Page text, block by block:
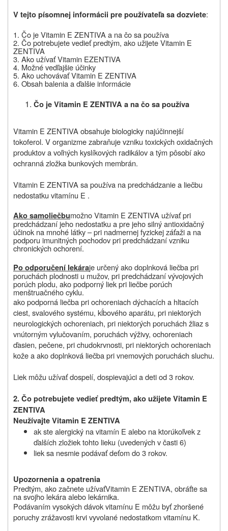
V tejto písomnej informácii pre používateľa sa dozviete:
1. Čo je Vitamin E ZENTIVA a na čo sa používa
2. Čo potrebujete vedieť predtým, ako užijete Vitamin E
ZENTIVA
3. Ako užívať Vitamin EZENTIVA
4. Možné vedľajšie účinky
5. Ako uchovávať Vitamin E ZENTIVA
6. Obsah balenia a ďalšie informácie
Čo je Vitamin E ZENTIVA a na čo sa používa
Vitamin E ZENTIVA obsahuje biologicky najúčinnejší
tokoferol. V organizme zabraňuje vzniku toxických oxidačných
produktov a voľných kyslíkových radikálov a tým pôsobí ako
ochranná zložka bunkových membrán.
Vitamin E ZENTIVA sa používa na predchádzanie a liečbu
nedostatku vitamínu E .
Ako samoliečbumožno Vitamin E ZENTIVA užívať pri
predchádzaní jeho nedostatku a pre jeho silný antioxidačný
účinok na mnohé látky – pri nadmernej fyzickej záťaži a na
podporu imunitných pochodov pri predchádzaní vzniku
chronických ochorení.
Po odporučení lekáraje určený ako doplnková liečba pri
poruchách plodnosti u mužov, pri predchádzaní vývojových
porúch plodu, ako podporný liek pri liečbe porúch
menštruačného cyklu.
ako podporná liečba pri ochoreniach dýchacích a hltacích
ciest, svalového systému, kĺbového aparátu, pri niektorých
neurologických ochoreniach, pri niektorých poruchách žliaz s
vnútorným vylučovaním, poruchách výživy, ochoreniach
ďasien, pečene, pri chudokrvnosti, pri niektorých ochoreniach
kože a ako doplnková liečba pri vnemových poruchách sluchu.
Liek môžu užívať dospelí, dospievajúci a deti od 3 rokov.
2.Čo potrebujete vedieť predtým, ako užijete Vitamin E
ZENTIVA
Neužívajte Vitamin E ZENTIVA
ak ste alergický na vitamín E alebo na ktorúkoľvek z
ďalších zložiek tohto lieku (uvedených v časti 6)
liek sa nesmie podávať deťom do 3 rokov.
Upozornenia a opatrenia
Predtým, ako začnete užívaťVitamin E ZENTIVA, obráťte sa
na svojho lekára alebo lekárnika.
Podávaním vysokých dávok vitamínu E môžu byť zhoršené
poruchy zrážavosti krvi vyvolané nedostatkom vitamínu K.